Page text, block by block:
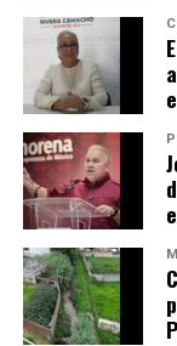
FGE obtiene fallo
condenatorio contra
secuestradores;
Zitácuaro fue
la CDMX
En "Seguridad"